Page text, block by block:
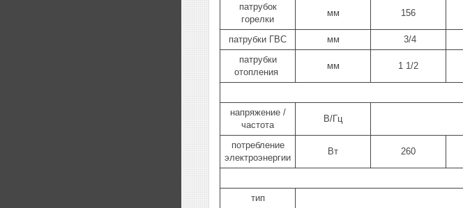
патрубок
горелки
мм 156
патрубки ГВС мм 3/4
патрубки
отопления
мм 1 1/2
напряжение /
частота
В/Гц
потребление
электроэнергии
Вт 260
тип